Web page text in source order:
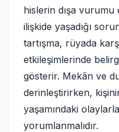
hislerin dışa vurumu
ilişkide yaşadığı
tartışma, rüyada
etkileşimlerinde
gösterir. Mekân ve
derinleştirirken,
yaşamındaki
yorumlanmalıdır.